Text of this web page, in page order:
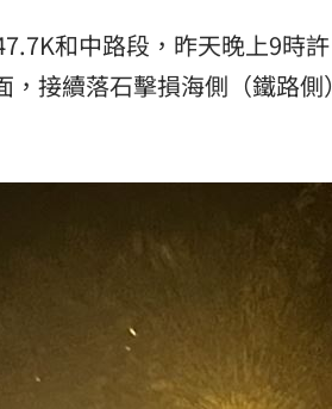
和中路段，昨天晚上9時
接續落石擊損海側（鐵路